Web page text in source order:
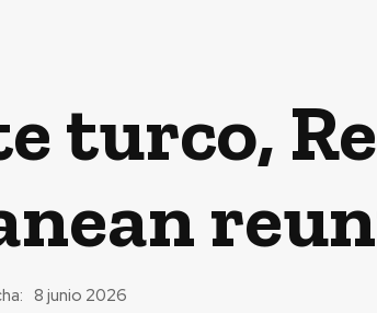
turco,
8 junio 2026